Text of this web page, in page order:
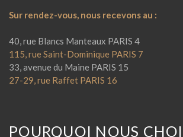
Sur rendez-vous, nous recevons au :
40, rue Blancs Manteaux PARIS 4
115, rue Saint-Dominique PARIS 7
33, avenue du Maine PARIS 15
27-29, rue Raffet PARIS 16
POURQUOI NOUS